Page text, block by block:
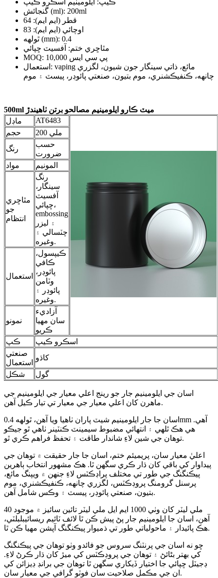
ڪيپ: ايلومينيم اسڪرو ڪيپ
گنجائش (ml): 200ml
قطر (ايم ايم): 64
اوچائي (ايم ايم): 83
ٿولهه (mm): 0.4
مٿاڇري ختم: آفسيٽ ڇپائي
MOQ: 10,000 پي سي ايس
استعمال: vaping مائع، ذاتي سينگار جون شيون، لگزري
چانهه، ڪنفيڪشنري، موم بتيون، صنعتي پائوڊر، پيسٽ ۽ موم
500ml ميٽ ڪارو ايلومينيم مصالحو برتن ٺاهيندڙ
ماڊل
AT6483
حجم
200 ملي
رنگ
حسب
ضرورت
مواد
المونيم
مٿاڇري
جو
انتظام
رنگ
سينگار،
آفسيٽ
ڇپائي،
embossing
۽ ليزر
چٽسالي ۽
وغيره.
استعمال
ڪيپسول،
ڪافي
پائوڊر،
وٽامن
پائوڊر ۽
وغيره.
نمونو
آزاديء
سان مهيا
ڪريو
ڪپ
اسڪرو ڪيپ
صنعتي
استعمال
کاڌو
شڪل
گول
اسان جي ايلومينيم جار جو رينج اعلي معيار جي ايلومينيم جي
ماهرن کان اعلي معيار جي معيار تي تيار ڪيل آهن.
اسان جا جار ايلومينيم شيٽ پاران ٺاهيا ويا آهن، ٿولهه 0.4mm آهي.
هي هڪ ٿلهي ۽ انتهائي مضبوط سيمينٽ ڪنٽينر ٺاهي ٿو جيڪو
توهان جي شين لاءِ شاندار طاقت ۽ تحفظ فراهم ڪري ٿو.
اعليٰ معيار سان، پريميئم ختم، اسان جا جار حقيقت ۾ توهان جي
پيداوار کي باقي کان ڌار ڪري سگهن ٿا. هڪ مشهور انتخاب ٻاهرين
پيڪنگنگ جي طور تي مختلف پراڊڪٽس لاءِ جنهن ۾ ويپنگ مائع،
پرسنل گرومنگ پروڊڪٽس، لگزري چانهه، ڪنفيڪشنري، موم
بتيون، صنعتي پائوڊر، پيسٽ ۽ وڪس شامل آهن.
40 ملي ليٽر کان وٺي 1000 ايم ايل ملي ليٽر تائين سائيز ۾ موجود
آهن، اسان جا ايلومينيم جار پڻ پيش ڪن ٿا لائف ٽائيم ريسائيبلبلٽي،
هڪ پائيدار ۽ ماحولياتي طور تي ذميوار پيڪنگنگ آپشن مهيا ڪن ٿا.
ڇو نه اسان جي پرنٽنگ سروس جو فائدو وٺو توهان جي پيڪنگنگ
کي بهتر بڻائڻ ۽ توهان جي پروڊڪٽس کي ميڙ کان ڌار ڪرڻ لاءِ.
ڊجيٽل ڇپائي جا اختيار ڏيکاري سگھن ٿا توھان جي برانڊ ڊيزائن کي
ان جي مڪمل صلاحيت سان فوٽو گرافي جي معيار سان.